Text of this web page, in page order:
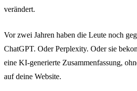
verändert.
Vor zwei Jahren haben die Leute noch
ChatGPT. Oder Perplexity. Oder sie
eine KI-generierte Zusammenfassung,
auf deine Website.